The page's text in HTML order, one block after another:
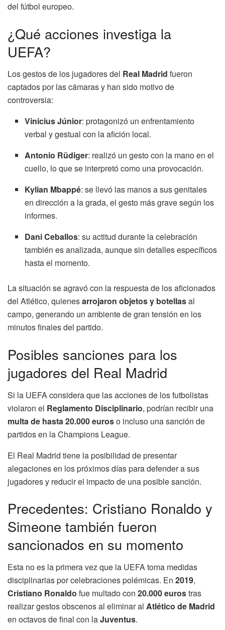
del fútbol europeo.
¿Qué acciones investiga la
UEFA?
Los gestos de los jugadores del Real Madrid fueron
captados por las cámaras y han sido motivo de
controversia:
Vinicius Júnior: protagonizó un enfrentamiento
verbal y gestual con la afición local.
Antonio Rüdiger: realizó un gesto con la mano en el
cuello, lo que se interpretó como una provocación.
Kylian Mbappé: se llevó las manos a sus genitales
en dirección a la grada, el gesto más grave según los
informes.
Dani Ceballos: su actitud durante la celebración
también es analizada, aunque sin detalles específicos
hasta el momento.
La situación se agravó con la respuesta de los aficionados
del Atlético, quienesarrojaron objetos y botellasal
campo, generando un ambiente de gran tensión en los
minutos finales del partido.
Posibles sanciones para los
jugadores del Real Madrid
Si la UEFA considera que las acciones de los futbolistas
violaron el Reglamento Disciplinario, podrían recibir una
multa de hasta 20.000 euroso incluso una sanción de
partidos en la Champions League.
El Real Madrid tiene la posibilidad de presentar
alegaciones en los próximos días para defender a sus
jugadores y reducir el impacto de una posible sanción.
Precedentes: Cristiano Ronaldo y
Simeone también fueron
sancionados en su momento
Esta no es la primera vez que la UEFA toma medidas
disciplinarias por celebraciones polémicas. En 2019,
Cristiano Ronaldo fue multado con 20.000 eurostras
realizar gestos obscenos al eliminar al Atlético de Madrid
en octavos de final con laJuventus.